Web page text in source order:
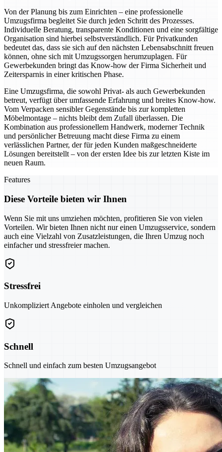
Von der Planung bis zum Einrichten – eine professionelle
Umzugsfirma begleitet Sie durch jeden Schritt des Prozesses.
Individuelle Beratung, transparente Konditionen und eine sorgfältige
Organisation sind hierbei selbstverständlich. Für Privatkunden
bedeutet das, dass sie sich auf den nächsten Lebensabschnitt freuen
können, ohne sich mit Umzugssorgen herumzuplagen. Für
Gewerbekunden bringt das Know-how der Firma Sicherheit und
Zeitersparnis in einer kritischen Phase.
Eine Umzugsfirma, die sowohl Privat- als auch Gewerbekunden
betreut, verfügt über umfassende Erfahrung und breites Know-how.
Vom Verpacken sensibler Gegenstände bis zur kompletten
Möbelmontage – nichts bleibt dem Zufall überlassen. Die
Kombination aus professionellem Handwerk, moderner Technik
und persönlicher Betreuung macht diese Firma zu einem
verlässlichen Partner, der für jeden Kunden maßgeschneiderte
Lösungen bereitstellt – von der ersten Idee bis zur letzten Kiste im
neuen Raum.
Features
Diese Vorteile bieten wir Ihnen
Wenn Sie mit uns umziehen möchten, profitieren Sie von vielen
Vorteilen. Wir bieten Ihnen nicht nur einen Umzugsservice, sondern
auch eine Vielzahl von Zusatzleistungen, die Ihren Umzug noch
einfacher und stressfreier machen.
Stressfrei
Unkompliziert Angebote einholen und vergleichen
Schnell
Schnell und einfach zum besten Umzugsangebot